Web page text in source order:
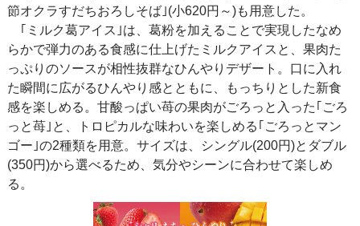
節オクラすだちおろしそば｣(小620円～)も用意した。
｢ミルク葛アイス｣は、葛粉を加えることで実現したなめ
らかで弾力のある食感に仕上げたミルクアイスと、果肉た
っぷりのソースが相性抜群なひんやりデザート。口に入れ
た瞬間に広がるひんやり感とともに、もっちりとした新食
感を楽しめる。甘酸っぱい苺の果肉がごろっと入った｢ごろ
っと苺｣と、トロピカルな味わいを楽しめる｢ごろっとマン
ゴー｣の2種類を用意。サイズは、シングル(200円)とダブル
(350円)から選べるため、気分やシーンに合わせて楽しめ
る。